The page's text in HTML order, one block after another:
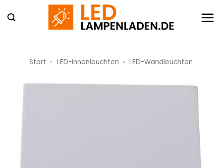
Inhalt
Start » LED-Innenleuchten » LED-Wandleuchten